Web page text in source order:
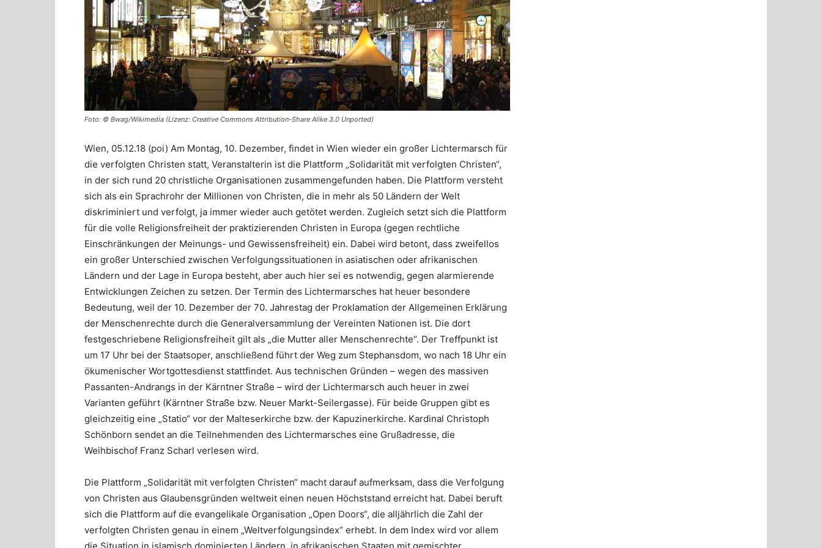
Foto: © Bwag/Wikimedia (Lizenz: Creative Commons Attribution-Share Alike 3.0 Unported)
Wien, 05.12.18 (poi) Am Montag, 10. Dezember, findet in Wien wieder ein großer Lichtermarsch für
die verfolgten Christen statt, Veranstalterin ist die Plattform „Solidarität mit verfolgten Christen“,
in der sich rund 20 christliche Organisationen zusammengefunden haben. Die Plattform versteht
sich als ein Sprachrohr der Millionen von Christen, die in mehr als 50 Ländern der Welt
diskriminiert und verfolgt, ja immer wieder auch getötet werden. Zugleich setzt sich die Plattform
für die volle Religionsfreiheit der praktizierenden Christen in Europa (gegen rechtliche
Einschränkungen der Meinungs- und Gewissensfreiheit) ein. Dabei wird betont, dass zweifellos
ein großer Unterschied zwischen Verfolgungssituationen in asiatischen oder afrikanischen
Ländern und der Lage in Europa besteht, aber auch hier sei es notwendig, gegen alarmierende
Entwicklungen Zeichen zu setzen. Der Termin des Lichtermarsches hat heuer besondere
Bedeutung, weil der 10. Dezember der 70. Jahrestag der Proklamation der Allgemeinen Erklärung
der Menschenrechte durch die Generalversammlung der Vereinten Nationen ist. Die dort
festgeschriebene Religionsfreiheit gilt als „die Mutter aller Menschenrechte“. Der Treffpunkt ist
um 17 Uhr bei der Staatsoper, anschließend führt der Weg zum Stephansdom, wo nach 18 Uhr ein
ökumenischer Wortgottesdienst stattfindet. Aus technischen Gründen – wegen des massiven
Passanten-Andrangs in der Kärntner Straße – wird der Lichtermarsch auch heuer in zwei
Varianten geführt (Kärntner Straße bzw. Neuer Markt-Seilergasse). Für beide Gruppen gibt es
gleichzeitig eine „Statio“ vor der Malteserkirche bzw. der Kapuzinerkirche. Kardinal Christoph
Schönborn sendet an die Teilnehmenden des Lichtermarsches eine Grußadresse, die
Weihbischof Franz Scharl verlesen wird.
Die Plattform „Solidarität mit verfolgten Christen“ macht darauf aufmerksam, dass die Verfolgung
von Christen aus Glaubensgründen weltweit einen neuen Höchststand erreicht hat. Dabei beruft
sich die Plattform auf die evangelikale Organisation „Open Doors“, die alljährlich die Zahl der
verfolgten Christen genau in einem „Weltverfolgungsindex“ erhebt. In dem Index wird vor allem